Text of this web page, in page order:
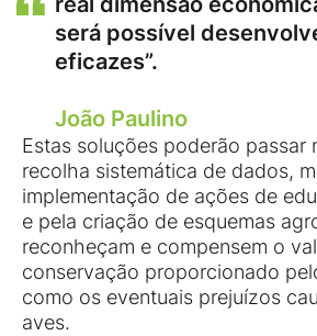
será possível
eficazes”.
João Paulino
Estas soluções poderão passar
recolha sistemática de dados,
implementação de ações de
e pela criação de esquemas
reconheçam e compensem o
conservação proporcionado
como os eventuais prejuízos
aves.